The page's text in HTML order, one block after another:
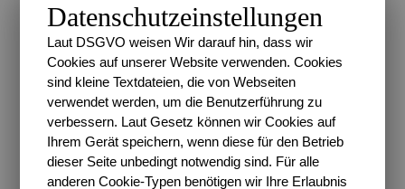
BESONDERE ANLÄSSE ,FEATURED
GEDANKENWELT
Meine Weihnachtszeit –
Was für mich einfach
Datenschutzeinstellungen
Laut DSGVO weisen Wir darauf hin, dass wir
Cookies auf unserer Website verwenden. Cookies
sind kleine Textdateien, die von Webseiten
verwendet werden, um die Benutzerführung zu
verbessern. Laut Gesetz können wir Cookies auf
Ihrem Gerät speichern, wenn diese für den Betrieb
dieser Seite unbedingt notwendig sind. Für alle
anderen Cookie-Typen benötigen wir Ihre Erlaubnis